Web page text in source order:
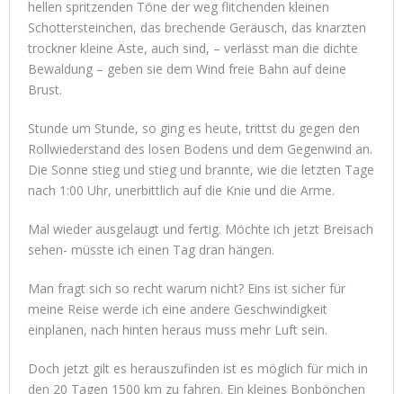
hellen spritzenden Töne der weg flitchenden kleinen
Schottersteinchen, das brechende Geräusch, das knarzten
trockner kleine Äste, auch sind, – verlässt man die dichte
Bewaldung – geben sie dem Wind freie Bahn auf deine
Brust.
Stunde um Stunde, so ging es heute, trittst du gegen den
Rollwiederstand des losen Bodens und dem Gegenwind an.
Die Sonne stieg und stieg und brannte, wie die letzten Tage
nach 1:00 Uhr, unerbittlich auf die Knie und die Arme.
Mal wieder ausgelaugt und fertig. Möchte ich jetzt Breisach
sehen- müsste ich einen Tag dran hängen.
Man fragt sich so recht warum nicht? Eins ist sicher für
meine Reise werde ich eine andere Geschwindigkeit
einplanen, nach hinten heraus muss mehr Luft sein.
Doch jetzt gilt es herauszufinden ist es möglich für mich in
den 20 Tagen 1500 km zu fahren. Ein kleines Bonbönchen